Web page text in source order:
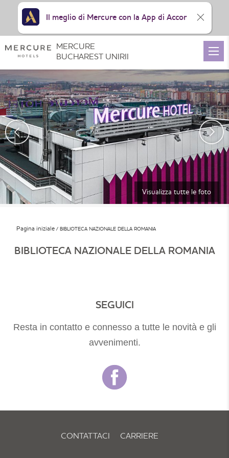
Visualizza tutte le foto
Pagina iniziale BIBLIOTECA NAZIONALE DELLA ROMANIA
BIBLIOTECA NAZIONALE DELLA ROMANIA
SEGUICI
Resta in contatto e connesso a tutte le novità e gli
avvenimenti.
CONTATTACI CARRIERE
MERCURE
BUCHAREST UNIRII
Il meglio di Mercure con la App di Accor